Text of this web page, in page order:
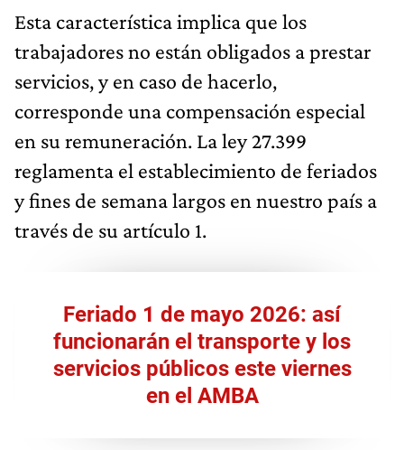
Esta característica implica que los
trabajadores no están obligados a prestar
servicios, y en caso de hacerlo,
corresponde una compensación especial
en su remuneración. La ley 27.399
reglamenta el establecimiento de feriados
y fines de semana largos en nuestro país a
través de su artículo 1.
Feriado 1 de mayo 2026: así
funcionarán el transporte y los
servicios públicos este viernes
en el AMBA